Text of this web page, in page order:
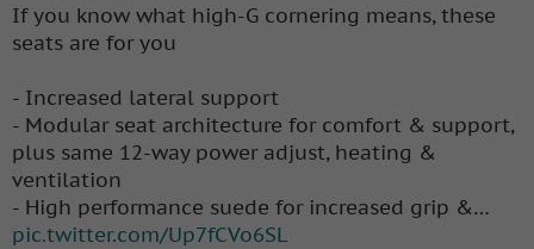
If you know what high-G cornering means, these
seats are for you
- Increased lateral support
- Modular seat architecture for comfort & support,
plus same 12-way power adjust, heating &
ventilation
- High performance suede for increased grip &…
pic.twitter.com/Up7fCVo6SL